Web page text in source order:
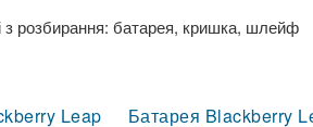
з розбирання: батарея, кришка, шлейф
Leap Батарея Blackberry